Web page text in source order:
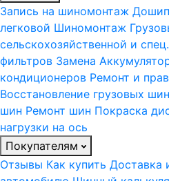
Запись на шиномонтаж
легковой Шиномонтаж
сельскохозяйственной и
фильтров Замена
кондиционеров Ремонт и
Восстановление грузовых шин
шин Ремонт шин Покраска
нагрузки на ось
Покупателям
Отзывы Как купить Доставка